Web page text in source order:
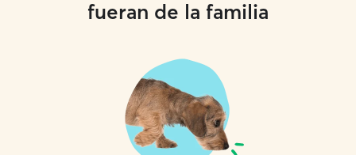
fueran de la familia